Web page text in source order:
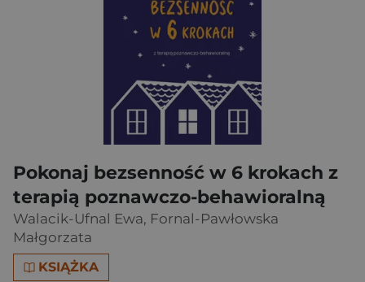
Pokonaj bezsenność w 6 krokach z
terapią poznawczo-behawioralną
Walacik-Ufnal Ewa, Fornal-Pawłowska
Małgorzata
KSIĄŻKA